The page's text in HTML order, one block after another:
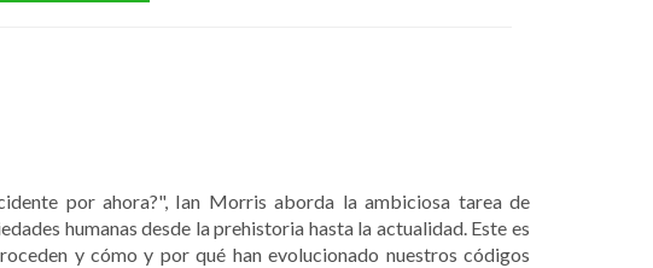
por ahora?", Ian Morris aborda la ambiciosa tarea de
humanas desde la prehistoria hasta la actualidad. Este es
y cómo y por qué han evolucionado nuestros códigos